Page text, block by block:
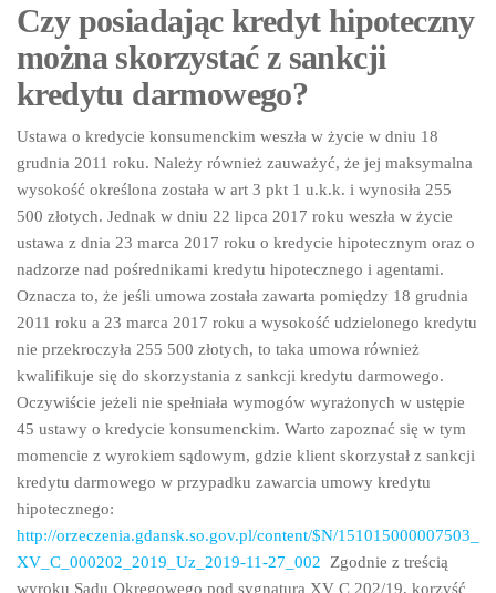
Czy posiadając kredyt hipoteczny
można skorzystać z sankcji
kredytu darmowego?
Ustawa o kredycie konsumenckim weszła w życie w dniu 18
grudnia 2011 roku. Należy również zauważyć, że jej maksymalna
wysokość określona została w art 3 pkt 1 u.k.k. i wynosiła 255
500 złotych. Jednak w dniu 22 lipca 2017 roku weszła w życie
ustawa z dnia 23 marca 2017 roku o kredycie hipotecznym oraz o
nadzorze nad pośrednikami kredytu hipotecznego i agentami.
Oznacza to, że jeśli umowa została zawarta pomiędzy 18 grudnia
2011 roku a 23 marca 2017 roku a wysokość udzielonego kredytu
nie przekroczyła 255 500 złotych, to taka umowa również
kwalifikuje się do skorzystania z sankcji kredytu darmowego.
Oczywiście jeżeli nie spełniała wymogów wyrażonych w ustępie
45 ustawy o kredycie konsumenckim. Warto zapoznać się w tym
momencie z wyrokiem sądowym, gdzie klient skorzystał z sankcji
kredytu darmowego w przypadku zawarcia umowy kredytu
hipotecznego:
http://orzeczenia.gdansk.so.gov.pl/content/$N/151015000007503_
XV_C_000202_2019_Uz_2019-11-27_002 Zgodnie z treścią
wyroku Sądu Okręgowego pod sygnaturą XV C 202/19, korzyść